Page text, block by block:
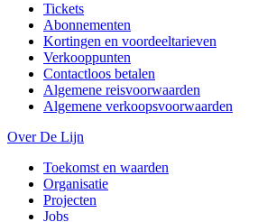
Tickets
Abonnementen
Kortingen en voordeeltarieven
Verkooppunten
Contactloos betalen
Algemene reisvoorwaarden
Algemene verkoopsvoorwaarden
Over De Lijn
Toekomst en waarden
Organisatie
Projecten
Jobs